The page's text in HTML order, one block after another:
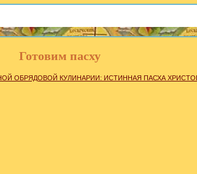
Готовим пасху
ОБРЯДОВОЙ КУЛИНАРИИ: ИСТИННАЯ ПАСХА